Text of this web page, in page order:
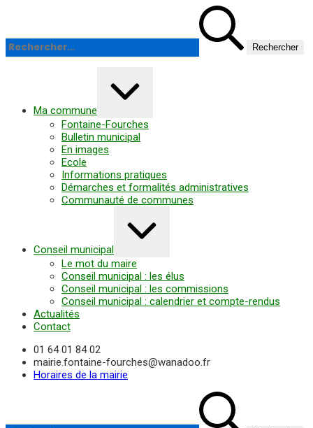
contenu
Ma commune
Fontaine-Fourches
Bulletin municipal
En images
Ecole
Informations pratiques
Démarches et formalités administratives
Communauté de communes
Conseil municipal
Le mot du maire
Conseil municipal : les élus
Conseil municipal : les commissions
Conseil municipal : calendrier et compte-rendus
Actualités
Contact
01 64 01 84 02
mairie.fontaine-fourches@wanadoo.fr
Horaires de la mairie